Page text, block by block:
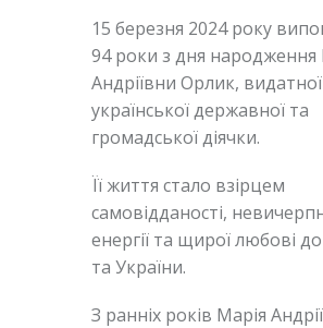
15 березня 2024 року
94 роки з дня народження
Андріївни Орлик, видатної
української державної та
громадської діячки.
Її життя стало взірцем
самовідданості,
енергії та щирої любові
та України.
З ранніх років Марія